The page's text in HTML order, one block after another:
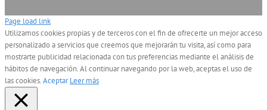
Page load link
Utilizamos cookies propias y de terceros con el fin de ofrecerte un mejor acceso
personalizado a servicios que creemos que mejorarán tu visita, así como para
mostrarte publicidad relacionada con tus preferencias mediante el análisis de
hábitos de navegación. Al continuar navegando por la web, aceptas el uso de
las cookies.Aceptar Leer más